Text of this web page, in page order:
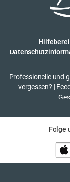
Professionelle und
vergessen? |
Folge